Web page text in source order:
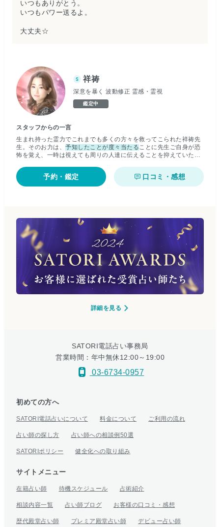
いつもありがとう。
いつもパワー送るよ。
大丈夫☆
祥祷
深意を暴く 波動修正 霊感・霊視
鑑定中
スタッフからの一言
生まれ持った霊力でこれまでも多くの方々を救ってこられた祥祷先
生。そのお力は、 予知したことが度々当たることに先生ご自身が恐
怖を覚え、一時は視えても周りの人達に伝えることを抑えていた程
前より「あなたはその力を使い占い師になる」と度々言われてきた
そうです。そんな強い力を持ち、お客様の波動をキャッチすること
により、これから歩むべき道を示してくださる祥祷先生。 プロフィ
てくださる祥祷先生が、お客様を癒しながら明るい未来へと導いて
下さることでしょう。
予約・鑑定 口コミ・感想
詳細を見る
SATORI電話占い事務局
営業時間：年中無休12:00～19:00
03-6734-0957
初めての方へ
SATORI電話占いについて 料金について ご利用の流れ
占い師の探し方 占い師への相談例50選
SATORIポリシー 健全化への取り組み
サイトメニュー
在籍占い師 待機スケジュール 占術紹介
相談内容一覧 占い師ブログ お客様の口コミ・感想
歴代殿堂占い師 プレミア殿堂占い師 デビュー占い師